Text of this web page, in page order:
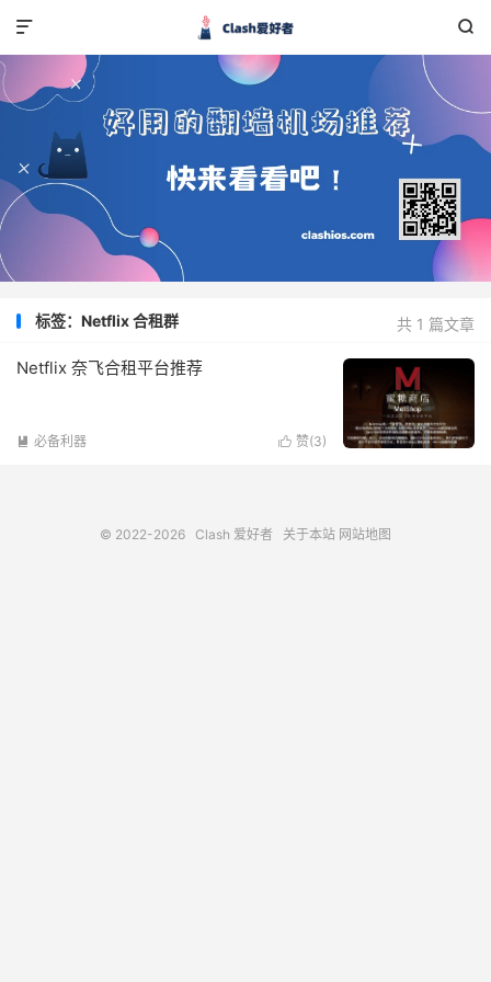


共 1 篇文章
标签：Netflix 合租群
Netflix 奈飞合租平台推荐
 赞(3)
 必备利器
© 2022-2026 Clash 爱好者 关于本站 网站地图